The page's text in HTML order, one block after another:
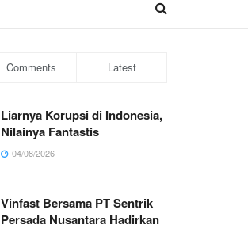
Comments Latest
Liarnya Korupsi di Indonesia,
Nilainya Fantastis
04/08/2026
Vinfast Bersama PT Sentrik
Persada Nusantara Hadirkan